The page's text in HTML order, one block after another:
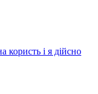
користь і я дійсно